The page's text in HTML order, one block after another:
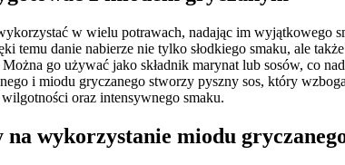
w wielu potrawach, nadając im wyjątkowego
temu danie nabierze nie tylko słodkiego smaku, ale
go używać jako składnik marynat lub sosów, co
i miodu gryczanego stworzy pyszny sos, który
oraz intensywnego smaku.
na wykorzystanie miodu